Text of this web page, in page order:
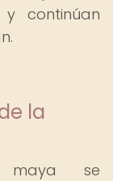
continúan
la
maya se